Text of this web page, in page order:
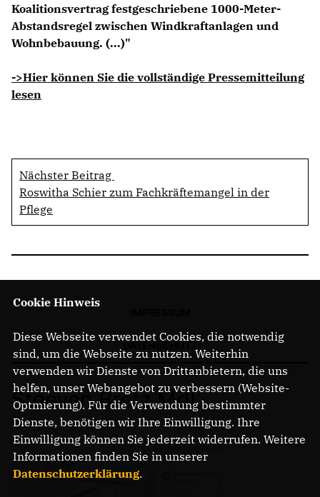
Koalitionsvertrag festgeschriebene 1000-Meter-
Abstandsregel zwischen Windkraftanlagen und
Wohnbebauung. (...)"
->Hier können Sie die vollständige Pressemitteilung
lesen
Nächster Beitrag
Roswitha Schier zum Fachkräftemangel in der
Pflege
Steeven Bretz MdL
Cookie Hinweis
Diese Webseite verwendet Cookies, die notwendig
sind, um die Webseite zu nutzen. Weiterhin
verwenden wir Dienste von Drittanbietern, die uns
helfen, unser Webangebot zu verbessern (Website-
Optmierung). Für die Verwendung bestimmter
Dienste, benötigen wir Ihre Einwilligung. Ihre
Einwilligung können Sie jederzeit widerrufen. Weitere
Informationen finden Sie in unserer
Datenschutzerklärung.